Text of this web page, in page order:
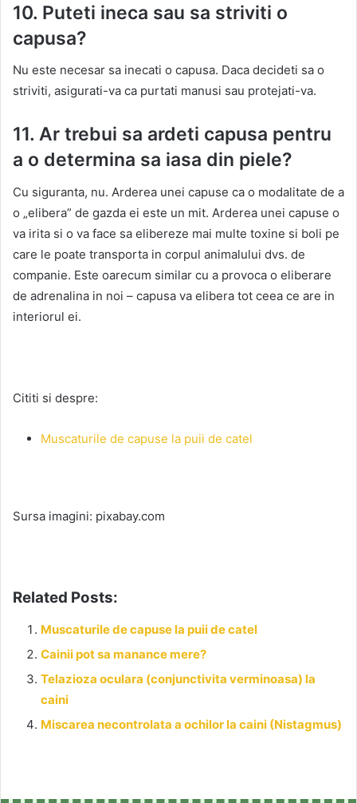
10. Puteti ineca sau sa striviti o
capusa?
Nu este necesar sa inecati o capusa. Daca decideti sa o
striviti, asigurati-va ca purtati manusi sau protejati-va.
11. Ar trebui sa ardeti capusa pentru
a o determina sa iasa din piele?
Cu siguranta, nu. Arderea unei capuse ca o modalitate de a
o „elibera” de gazda ei este un mit. Arderea unei capuse o
va irita si o va face sa elibereze mai multe toxine si boli pe
care le poate transporta in corpul animalului dvs. de
companie. Este oarecum similar cu a provoca o eliberare
de adrenalina in noi – capusa va elibera tot ceea ce are in
interiorul ei.
Cititi si despre:
Muscaturile de capuse la puii de catel
Sursa imagini: pixabay.com
Related Posts:
Muscaturile de capuse la puii de catel
Cainii pot sa manance mere?
Telazioza oculara (conjunctivita verminoasa) la
caini
Miscarea necontrolata a ochilor la caini (Nistagmus)